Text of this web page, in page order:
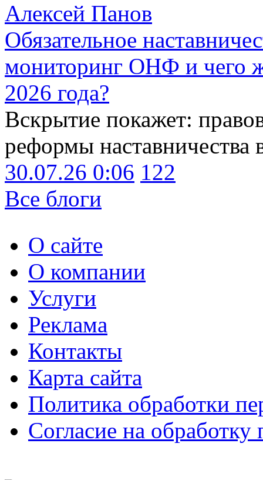
Алексей Панов
Обязательное
мониторинг ОНФ и чего
2026 года?
Вскрытие покажет:
реформы наставничества
30.07.26 0:06 122
Все блоги
О сайте
О компании
Услуги
Реклама
Контакты
Карта сайта
Политика обработки
Согласие на